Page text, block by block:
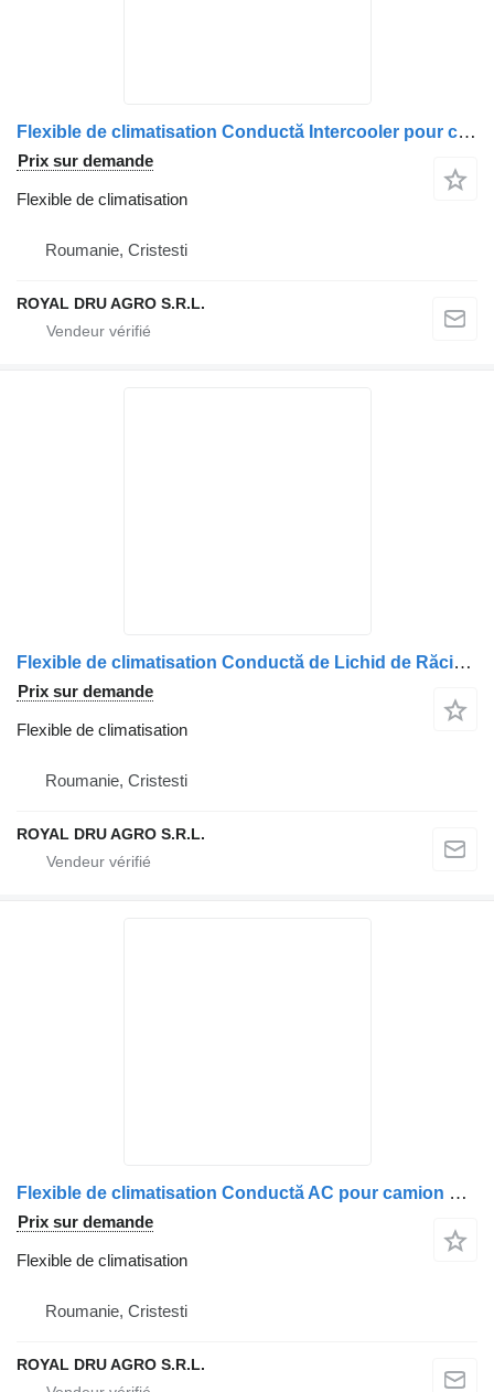
Flexible de climatisation Conductă Intercooler pour camion DAF – Piesă Auto 2192502 / 2192504 / 2112272
Prix sur demande
Flexible de climatisation
Roumanie, Cristesti
ROYAL DRU AGRO S.R.L.
Flexible de climatisation Conductă de Lichid de Răcire pentru pour camion DAF 1959439
Prix sur demande
Flexible de climatisation
Roumanie, Cristesti
ROYAL DRU AGRO S.R.L.
Flexible de climatisation Conductă AC pour camion DAF 2034282 11
Prix sur demande
Flexible de climatisation
Roumanie, Cristesti
ROYAL DRU AGRO S.R.L.